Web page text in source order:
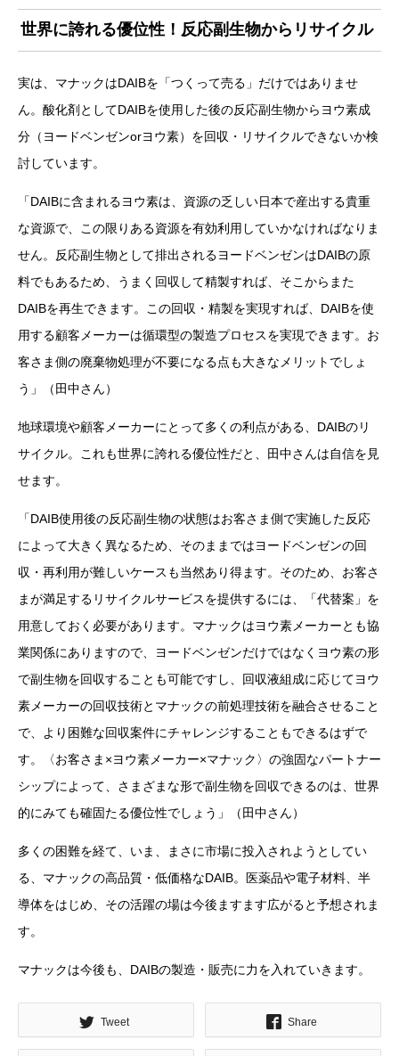
世界に誇れる優位性！反応副生物からリサイクル
実は、マナックはDAIBを「つくって売る」だけではありませ
ん。酸化剤としてDAIBを使用した後の反応副生物からヨウ素成
分（ヨードベンゼンorヨウ素）を回収・リサイクルできないか検
討しています。
「DAIBに含まれるヨウ素は、資源の乏しい日本で産出する貴重
な資源で、この限りある資源を有効利用していかなければなりま
せん。反応副生物として排出されるヨードベンゼンはDAIBの原
料でもあるため、うまく回収して精製すれば、そこからまた
DAIBを再生できます。この回収・精製を実現すれば、DAIBを使
用する顧客メーカーは循環型の製造プロセスを実現できます。お
客さま側の廃棄物処理が不要になる点も大きなメリットでしょ
う」（田中さん）
地球環境や顧客メーカーにとって多くの利点がある、DAIBのリ
サイクル。これも世界に誇れる優位性だと、田中さんは自信を見
せます。
「DAIB使用後の反応副生物の状態はお客さま側で実施した反応
によって大きく異なるため、そのままではヨードベンゼンの回
収・再利用が難しいケースも当然あり得ます。そのため、お客さ
まが満足するリサイクルサービスを提供するには、「代替案」を
用意しておく必要があります。マナックはヨウ素メーカーとも協
業関係にありますので、ヨードベンゼンだけではなくヨウ素の形
で副生物を回収することも可能ですし、回収液組成に応じてヨウ
素メーカーの回収技術とマナックの前処理技術を融合させること
で、より困難な回収案件にチャレンジすることもできるはずで
す。〈お客さま×ヨウ素メーカー×マナック〉の強固なパートナー
シップによって、さまざまな形で副生物を回収できるのは、世界
的にみても確固たる優位性でしょう」（田中さん）
多くの困難を経て、いま、まさに市場に投入されようとしてい
る、マナックの高品質・低価格なDAIB。医薬品や電子材料、半
導体をはじめ、その活躍の場は今後ますます広がると予想されま
す。
マナックは今後も、DAIBの製造・販売に力を入れていきます。
Tweet Share